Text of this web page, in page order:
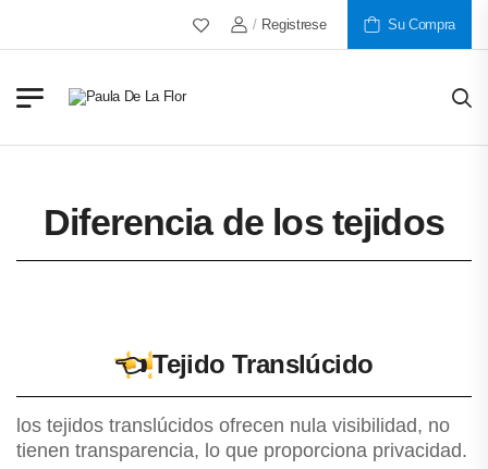
Más De 30 Años Al Servicio De
/ Registrese Su Compra
Diferencia de los tejidos
👈Tejido Translúcido
los tejidos translúcidos ofrecen nula visibilidad, no
tienen transparencia, lo que proporciona privacidad.